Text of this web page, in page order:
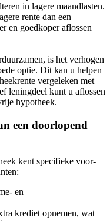
in lagere maandlasten.
rente dan een
en goedkoper aflossen
is het verhogen
optie. Dit kan u helpen
vergeleken met
leningdeel kunt u aflossen
hypotheek.
een doorlopend
kent specifieke voor-
en
krediet opnemen, wat